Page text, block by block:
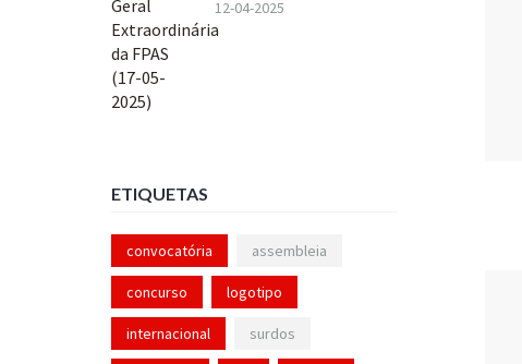
12-04-2025
ETIQUETAS
convocatória assembleia
concurso logotipo
internacional surdos